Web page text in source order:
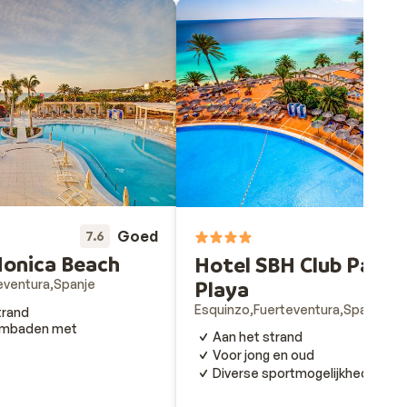
erg
7.6 Goed
Beach
Spanje
met
Hotel SBH Club
Playa
Esquinzo Fuerteventura Spanje
Aan het strand
Voor jong en oud
Diverse sportmogelijkheden